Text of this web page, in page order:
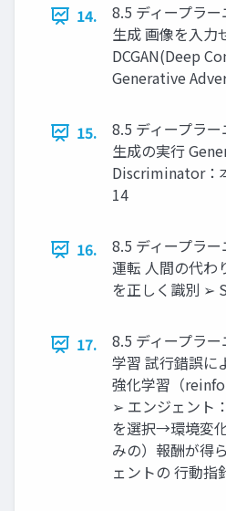
14.
8.5 ディープラ
生成 画像を入力
DCGAN(Deep
Generative
15.
8.5 ディープラ
生成の実行
Discriminator：
14
16.
8.5 ディープラ
運転 人間の代わ
を正しく識別 ➢
17.
8.5 ディープラ
学習 試行錯誤に
強化学習（
➢ エンジェント
を選択→環境変
みの）報酬が得
ェントの 行動指